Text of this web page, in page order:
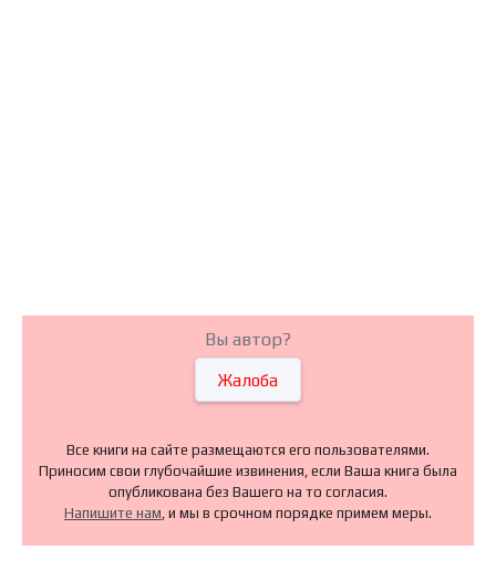
Вы автор?
Жалоба
Все книги на сайте размещаются его пользователями.
Приносим свои глубочайшие извинения, если Ваша книга была
опубликована без Вашего на то согласия.
Напишите нам , и мы в срочном порядке примем меры.